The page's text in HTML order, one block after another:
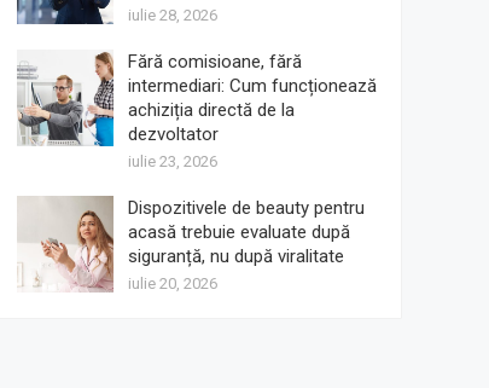
iulie 28, 2026
Fără comisioane, fără
intermediari: Cum funcționează
achiziția directă de la
dezvoltator
iulie 23, 2026
Dispozitivele de beauty pentru
acasă trebuie evaluate după
siguranță, nu după viralitate
iulie 20, 2026